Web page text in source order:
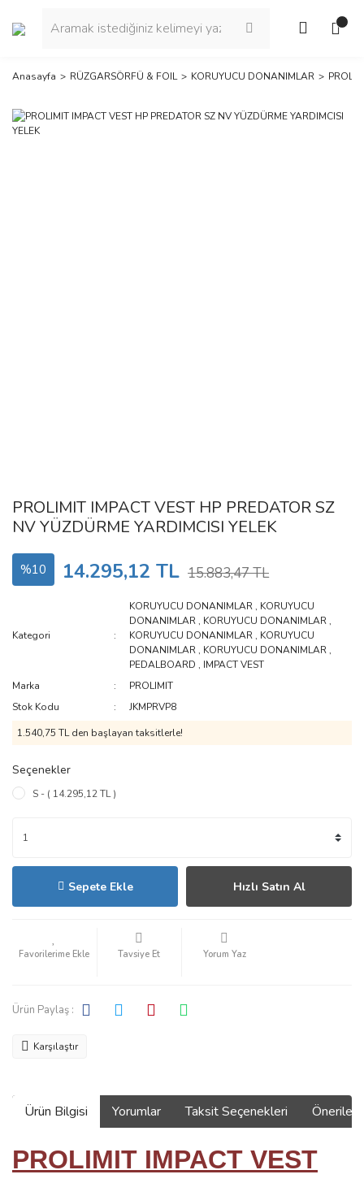
Anasayfa RÜZGARSÖRFÜ & FOIL KORUYUCU DONANIMLAR
PROLIMIT IMPACT VEST HP PREDATOR SZ
NV YÜZDÜRME YARDIMCISI YELEK
%10 14.295,12 TL 15.883,47 TL
Kategori
KORUYUCU DONANIMLAR , KORUYUCU
DONANIMLAR , KORUYUCU DONANIMLAR ,
KORUYUCU DONANIMLAR , KORUYUCU
DONANIMLAR , KORUYUCU DONANIMLAR ,
PEDALBOARD , IMPACT VEST
Marka
PROLIMIT
Stok Kodu
JKMPRVP8
1.540,75 TL den başlayan taksitlerle!
Seçenekler
S - ( 14.295,12 TL )
Sepete Ekle Hızlı Satın Al
Tavsiye Et Yorum Yaz
Ürün Paylaş :
Karşılaştır
Ürün Bilgisi Yorumlar Taksit Seçenekleri
PROLIMIT IMPACT VEST